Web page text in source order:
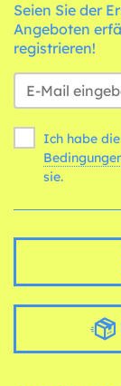
Seien Sie der
Angeboten
registrieren!
Ich habe
sie.